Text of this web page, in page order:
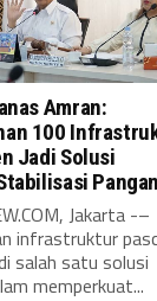
Amran:
100
Jadi Solusi
Pangan
Jakarta -–
infrastruktur
salah satu solusi
memperkuat...